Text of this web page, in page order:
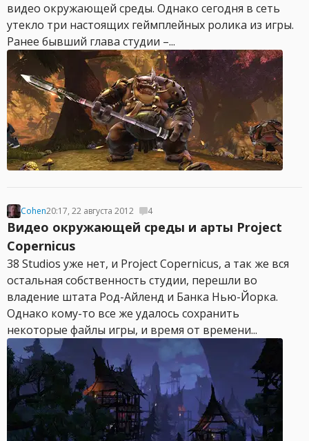
видео окружающей среды. Однако сегодня в сеть
утекло три настоящих геймплейных ролика из игры.
Ранее бывший глава студии –...
Cohen20:17, 22 августа 2012 4
Видео окружающей среды и арты Project
Copernicus
38 Studios уже нет, и Project Copernicus, а так же вся
остальная собственность студии, перешли во
владение штата Род-Айленд и Банка Нью-Йорка.
Однако кому-то все же удалось сохранить
некоторые файлы игры, и время от времени...